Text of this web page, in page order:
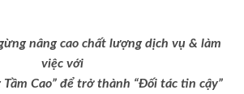
nâng cao chất lượng dịch vụ & làm
việc với
Tầm Cao” để trở thành “Đối tác tin cậy”